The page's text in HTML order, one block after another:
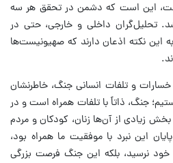
این است که دشمن در تحقق هر سه
داخلی و خارجی، حتی در
به این نکته اذعان دارند که صهیونیست‌ها
و تلفات انسانی جنگ، خاطرنشان
جنگ، ذاتاً با تلفات همراه است و در
زیادی از آن‌ها زنان، کودکان و مردم
این نبرد با موفقیت ما همراه بود،
نرسید، بلکه این جنگ فرصت بزرگی